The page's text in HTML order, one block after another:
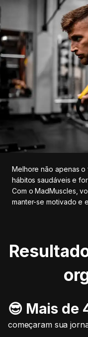
Melhore não apenas o
hábitos saudáveis e
Com o MadMuscles,
manter-se motivado e
😎 Mais de
começaram sua